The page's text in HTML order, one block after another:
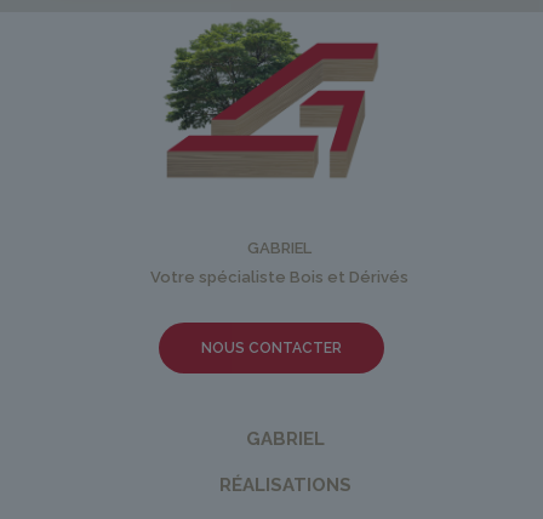
GABRIEL
Votre spécialiste Bois et Dérivés
NOUS CONTACTER
GABRIEL
RÉALISATIONS